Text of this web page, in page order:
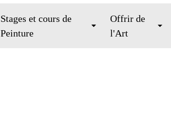
Stages et cours de
Peinture
Offrir de
l'Art